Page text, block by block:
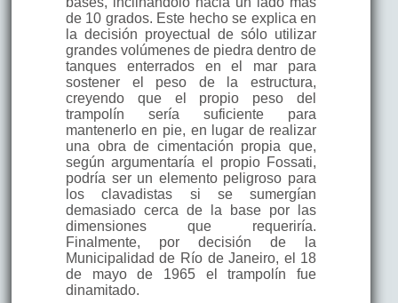
de 10 grados. Este hecho se explica en
la decisión proyectual de sólo utilizar
grandes volúmenes de piedra dentro de
tanques enterrados en el mar para
sostener el peso de la estructura,
creyendo que el propio peso del
trampolín sería suficiente para
mantenerlo en pie, en lugar de realizar
una obra de cimentación propia que,
según argumentaría el propio Fossati,
podría ser un elemento peligroso para
los clavadistas si se sumergían
demasiado cerca de la base por las
dimensiones que requeriría.
Finalmente, por decisión de la
Municipalidad de Río de Janeiro, el 18
de mayo de 1965 el trampolín fue
dinamitado.